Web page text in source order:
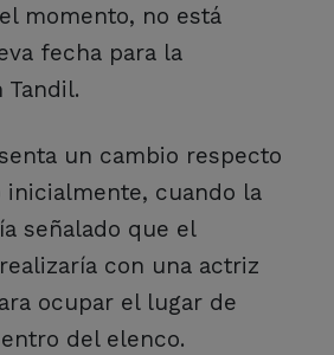
momento, no está
fecha para la
Tandil.
un cambio respecto
cuando la
señalado que el
con una actriz
ocupar el lugar de
del elenco.